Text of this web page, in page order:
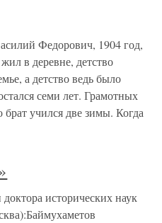
Федорович, 1904 год,
в деревне, детство
а детство ведь было
семи лет. Грамотных
учился две зимы. Когда
исторических наук